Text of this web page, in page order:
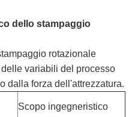
dello stampaggio
rotazionale
variabili del processo
dalla forza dell'attrezzatura.
Scopo ingegneristico